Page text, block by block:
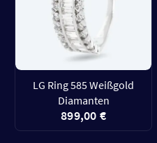
LG Ring 585 Weißgold
Diamanten
899,00 €